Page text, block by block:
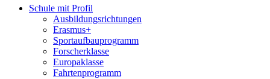
Schule mit Profil
Ausbildungsrichtungen
Erasmus+
Sportaufbauprogramm
Forscherklasse
Europaklasse
Fahrtenprogramm